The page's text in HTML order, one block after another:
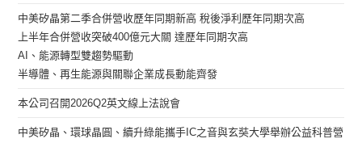
中美矽晶第二季合併營收歷年同期新高 稅後淨利歷年同期次高
上半年合併營收突破400億元大關 達歷年同期次高
AI、能源轉型雙趨勢驅動
半導體、再生能源與關聯企業成長動能齊發
本公司召開2026Q2英文線上法說會
中美矽晶、環球晶圓、續升綠能攜手IC之音與玄奘大學舉辦公益科普營